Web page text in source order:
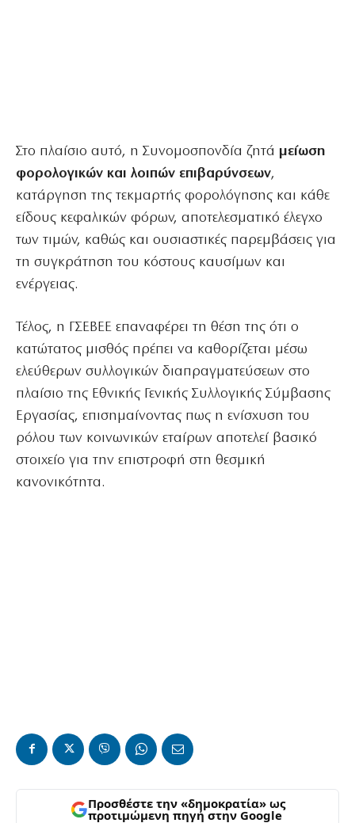
Στο πλαίσιο αυτό, η Συνομοσπονδία ζητά μείωση
φορολογικών και λοιπών επιβαρύνσεων,
κατάργηση της τεκμαρτής φορολόγησης και κάθε
είδους κεφαλικών φόρων, αποτελεσματικό έλεγχο
των τιμών, καθώς και ουσιαστικές παρεμβάσεις για
τη συγκράτηση του κόστους καυσίμων και
ενέργειας.
Τέλος, η ΓΣΕΒΕΕ επαναφέρει τη θέση της ότι ο
κατώτατος μισθός πρέπει να καθορίζεται μέσω
ελεύθερων συλλογικών διαπραγματεύσεων στο
πλαίσιο της Εθνικής Γενικής Συλλογικής Σύμβασης
Εργασίας, επισημαίνοντας πως η ενίσχυση του
ρόλου των κοινωνικών εταίρων αποτελεί βασικό
στοιχείο για την επιστροφή στη θεσμική
κανονικότητα.
Προσθέστε την «δημοκρατία» ως
προτιμώμενη πηγή στην Google